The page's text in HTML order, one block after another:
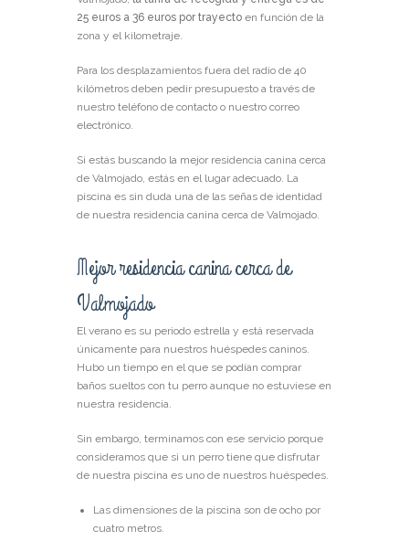
25 euros a 36 euros por trayecto en función de la
zona y el kilometraje.
Para los desplazamientos fuera del radio de 40
kilómetros deben pedir presupuesto a través de
nuestro teléfono de contacto o nuestro correo
electrónico.
Si estás buscando la mejor residencia canina cerca
de Valmojado, estás en el lugar adecuado. La
piscina es sin duda una de las señas de identidad
de nuestra residencia canina cerca de Valmojado.
Mejor residencia canina cerca de
Valmojado
El verano es su periodo estrella y está reservada
únicamente para nuestros huéspedes caninos.
Hubo un tiempo en el que se podían comprar
baños sueltos con tu perro aunque no estuviese en
nuestra residencia.
Sin embargo, terminamos con ese servicio porque
consideramos que si un perro tiene que disfrutar
de nuestra piscina es uno de nuestros huéspedes.
Las dimensiones de la piscina son de ocho por
cuatro metros.